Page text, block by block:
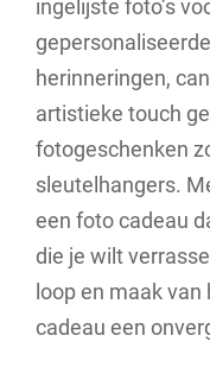
ingelijste foto’s
herinneringen,
artistieke touch
fotogeschenken
sleutelhangers.
een foto cadeau
die je wilt
loop en maak
cadeau een